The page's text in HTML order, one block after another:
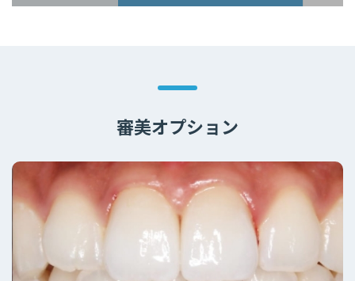
審美オプション